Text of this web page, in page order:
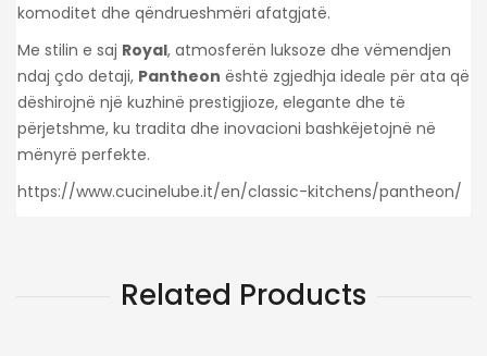
komoditet dhe qëndrueshmëri afatgjatë.
Me stilin e saj Royal, atmosferën luksoze dhe vëmendjen
ndaj çdo detaji, Pantheon është zgjedhja ideale për ata që
dëshirojnë një kuzhinë prestigjioze, elegante dhe të
përjetshme, ku tradita dhe inovacioni bashkëjetojnë në
mënyrë perfekte.
https://www.cucinelube.it/en/classic-kitchens/pantheon/
Related Products